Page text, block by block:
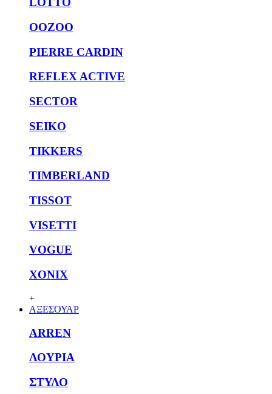
OOZOO
PIERRE CARDIN
REFLEX ACTIVE
SECTOR
SEIKO
TIKKERS
TIMBERLAND
TISSOT
VISETTI
VOGUE
XONIX
+
ΑΞΕΣΟΥΑΡ
ARREN
ΛΟΥΡΙΑ
ΣΤΥΛΟ